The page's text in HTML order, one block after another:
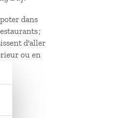
dans
;
d'aller
ou en